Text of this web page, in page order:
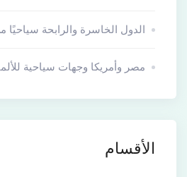
الدول الخاسرة والرابحة سياحيًا من 2019-
مصر وأمريكا وجهات سياحية
الأقسام